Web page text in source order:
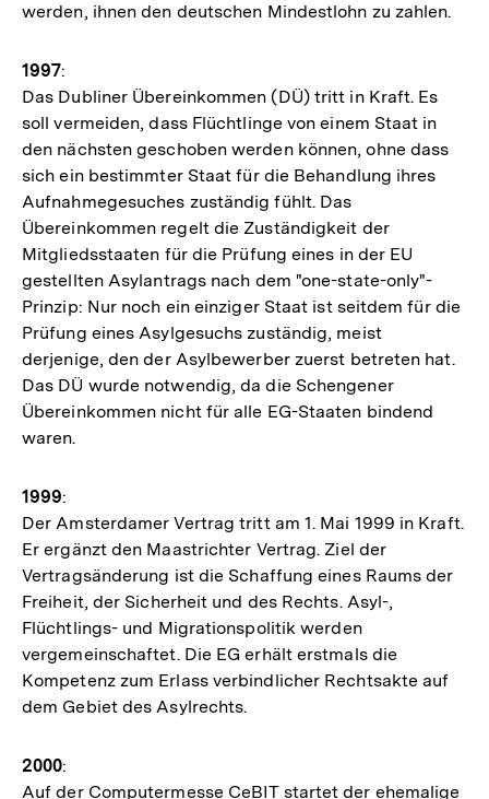
werden, ihnen den deutschen Mindestlohn zu zahlen.
1997:
Das Dubliner Übereinkommen (DÜ) tritt in Kraft. Es
soll vermeiden, dass Flüchtlinge von einem Staat in
den nächsten geschoben werden können, ohne dass
sich ein bestimmter Staat für die Behandlung ihres
Aufnahmegesuches zuständig fühlt. Das
Übereinkommen regelt die Zuständigkeit der
Mitgliedsstaaten für die Prüfung eines in der EU
gestellten Asylantrags nach dem "one-state-only"-
Prinzip: Nur noch ein einziger Staat ist seitdem für die
Prüfung eines Asylgesuchs zuständig, meist
derjenige, den der Asylbewerber zuerst betreten hat.
Das DÜ wurde notwendig, da die Schengener
Übereinkommen nicht für alle EG-Staaten bindend
waren.
1999:
Der Amsterdamer Vertrag tritt am 1. Mai 1999 in Kraft.
Er ergänzt den Maastrichter Vertrag. Ziel der
Vertragsänderung ist die Schaffung eines Raums der
Freiheit, der Sicherheit und des Rechts. Asyl-,
Flüchtlings- und Migrationspolitik werden
vergemeinschaftet. Die EG erhält erstmals die
Kompetenz zum Erlass verbindlicher Rechtsakte auf
dem Gebiet des Asylrechts.
2000:
Auf der Computermesse CeBIT startet der ehemalige